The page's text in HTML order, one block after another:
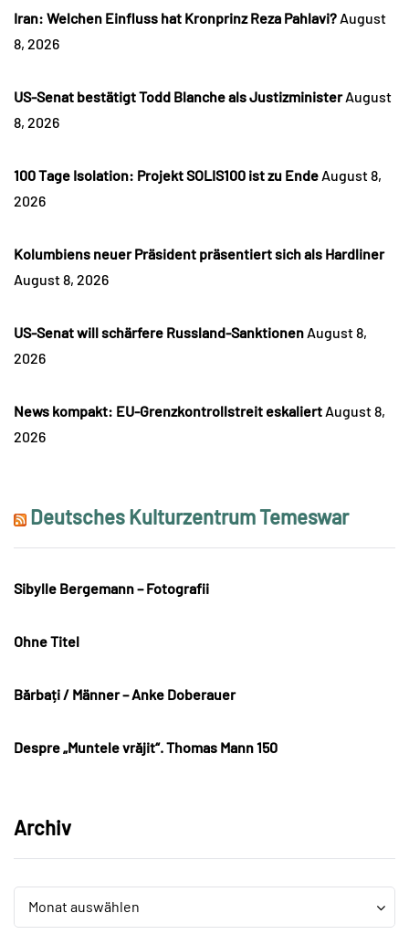
Iran: Welchen Einfluss hat Kronprinz Reza Pahlavi? August
8, 2026
US-Senat bestätigt Todd Blanche als Justizminister August
8, 2026
100 Tage Isolation: Projekt SOLIS100 ist zu Ende August 8,
2026
Kolumbiens neuer Präsident präsentiert sich als Hardliner
August 8, 2026
US-Senat will schärfere Russland-Sanktionen August 8,
2026
News kompakt: EU-Grenzkontrollstreit eskaliert August 8,
2026
Deutsches Kulturzentrum Temeswar
Sibylle Bergemann – Fotografii
Ohne Titel
Bărbați / Männer – Anke Doberauer
Despre „Muntele vrăjit“. Thomas Mann 150
Archiv
Archiv
Monat auswählen
Archiv